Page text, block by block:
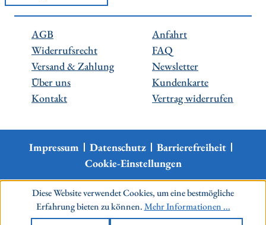
AGB
Widerrufsrecht
Versand & Zahlung
Über uns
Kontakt
Anfahrt
FAQ
Newsletter
Kundenkarte
Vertrag widerrufen
Impressum Datenschutz
Barrierefreiheit
Cookie-Einstellungen
Diese Website verwendet Cookies, um eine bestmögliche
Erfahrung bieten zu können.Mehr Informationen ...